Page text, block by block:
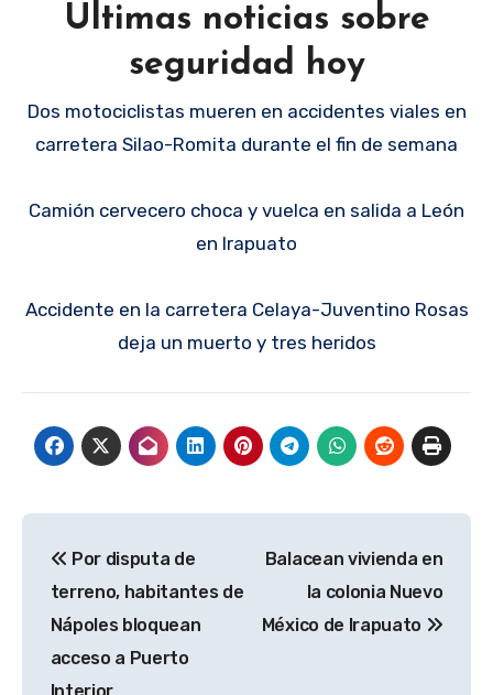
Últimas noticias sobre
seguridad hoy
Dos motociclistas mueren en accidentes viales en
carretera Silao-Romita durante el fin de semana
Camión cervecero choca y vuelca en salida a León
en Irapuato
Accidente en la carretera Celaya-Juventino Rosas
deja un muerto y tres heridos
de
entradas
Por disputa de
terreno, habitantes de
Nápoles bloquean
acceso a Puerto
Balacean vivienda en
la colonia Nuevo
México de Irapuato